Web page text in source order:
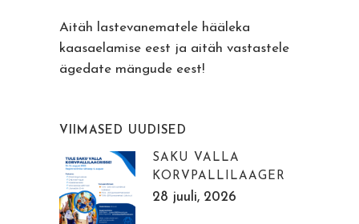
Aitäh lastevanematele hääleka
kaasaelamise eest ja aitäh vastastele
ägedate mängude eest!
VIIMASED UUDISED
SAKU VALLA
KORVPALLILAAGER
28 juuli, 2026